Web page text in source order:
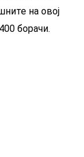
на овој
борачи.